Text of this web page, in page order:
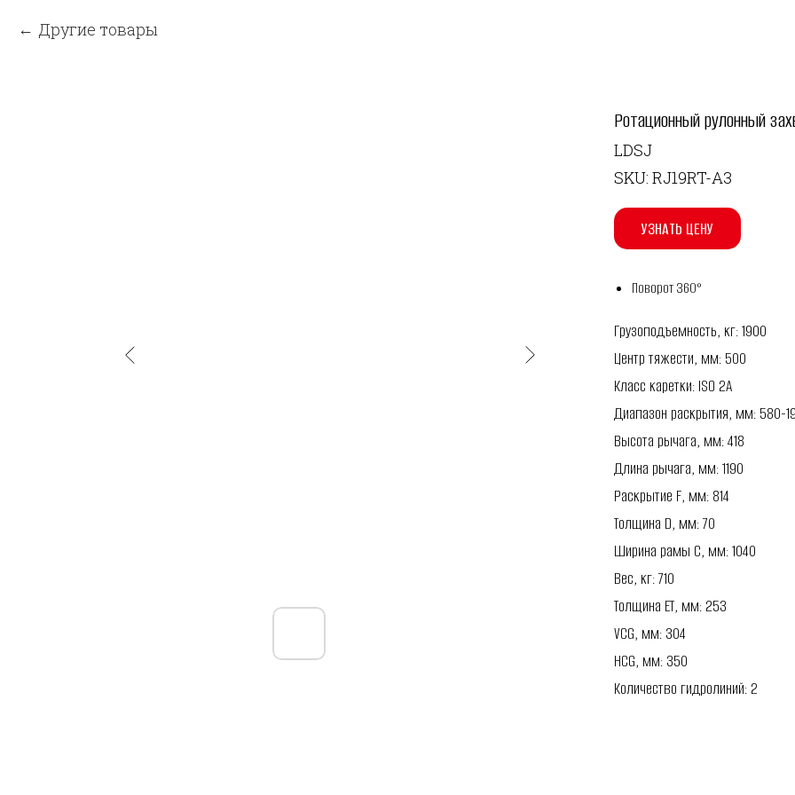
Другие товары
Ротационный рулонный
LDSJ
SKU: RJ19RT-A3
УЗНАТЬ ЦЕНУ
Поворот 360°
Грузоподъемность, кг: 1900
Центр тяжести, мм: 500
Класс каретки: ISO 2A
Диапазон раскрытия, мм: 580-
Высота рычага, мм: 418
Длина рычага, мм: 1190
Раскрытие F, мм: 814
Толщина D, мм: 70
Ширина рамы C, мм: 1040
Вес, кг: 710
Толщина ET, мм: 253
VCG, мм: 304
HCG, мм: 350
Количество гидролиний: 2